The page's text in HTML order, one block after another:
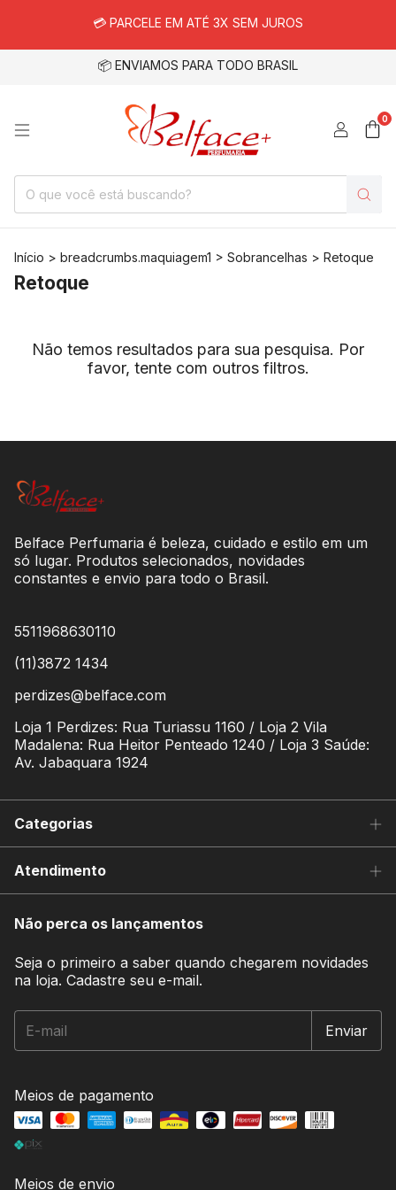
💳 PARCELE EM ATÉ 3X SEM JUROS
📦 ENVIAMOS PARA TODO BRASIL
0
Início > breadcrumbs.maquiagem1 > Sobrancelhas > Retoque
Retoque
Não temos resultados para sua pesquisa. Por
favor, tente com outros filtros.
Belface Perfumaria é beleza, cuidado e estilo em um
só lugar. Produtos selecionados, novidades
constantes e envio para todo o Brasil.
5511968630110
(11)3872 1434
perdizes@belface.com
Loja 1 Perdizes: Rua Turiassu 1160 / Loja 2 Vila
Madalena: Rua Heitor Penteado 1240 / Loja 3 Saúde:
Av. Jabaquara 1924
Categorias
Atendimento
Não perca os lançamentos
Seja o primeiro a saber quando chegarem novidades
na loja. Cadastre seu e-mail.
Meios de pagamento
Meios de envio